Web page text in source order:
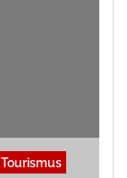
Tourismus